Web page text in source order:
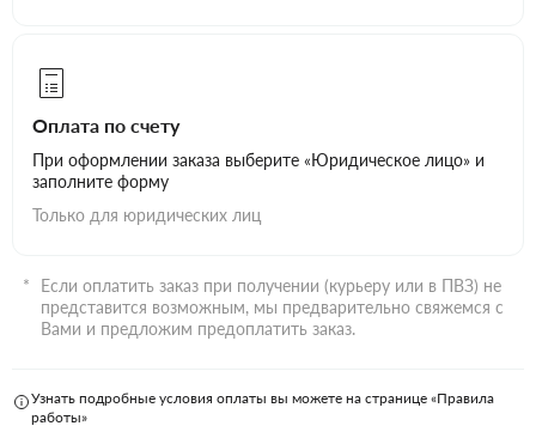
Оплата по счету
При оформлении заказа выберите «Юридическое лицо» и
заполните форму
Только для юридических лиц
Если оплатить заказ при получении (курьеру или в ПВЗ) не
представится возможным, мы предварительно свяжемся с
Вами и предложим предоплатить заказ.
Узнать подробные условия оплаты вы можете на странице «Правила
работы»